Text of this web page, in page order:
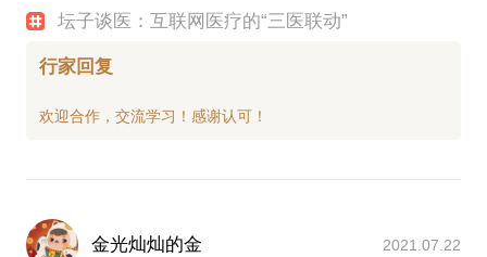
坛子谈医：互联网医疗的“三医联动”
行家回复
金光灿灿的金 2021.07.22